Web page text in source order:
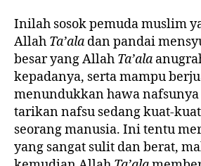
Inilah sosok pemuda muslim
Allah Ta’ala dan pandai
besar yang Allah Ta’ala
kepadanya, serta mampu
menundukkan hawa nafsunya
tarikan nafsu sedang kuat-
seorang manusia. Ini tentu
yang sangat sulit dan berat,